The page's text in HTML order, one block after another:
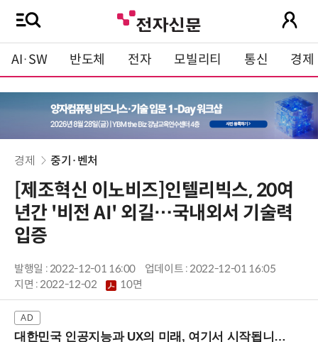
AI·SW 반도체 전자 모빌리티 통신 경제
경제 중기·벤처
[제조혁신 이노비즈]인텔리빅스, 20여
년간 '비전 AI' 외길…국내외서 기술력
입증
발행일 : 2022-12-01 16:00
업데이트 : 2022-12-01 16:05
지면 :2022-12-02 10면
대한민국 인공지능과 UX의 미래, 여기서 시작됩니다! (9/2 강남역)